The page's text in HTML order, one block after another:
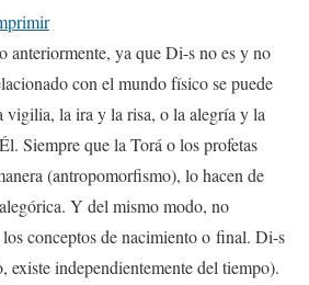
anteriormente, ya que Di-s no es y no
con el mundo físico se puede
vigilia, la ira y la risa, o la alegría y la
Siempre que la Torá o los profetas
(antropomorfismo), lo hacen de
Y del mismo modo, no
conceptos de nacimiento o final. Di-s
existe independientemente del tiempo).